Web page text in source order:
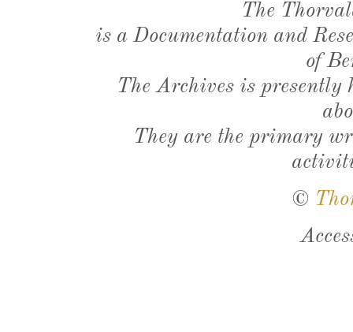
The
is a Documentation and
of
The Archives is presently
They are the primary
©